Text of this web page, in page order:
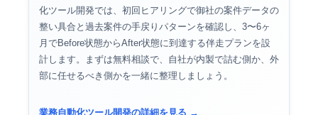
化ツール開発では、初回ヒアリングで御社の案件データの
整い具合と過去案件の手戻りパターンを確認し、3〜6ヶ
月でBefore状態からAfter状態に到達する伴走プランを設
計します。まずは無料相談で、自社が内製で詰む側か、外
部に任せるべき側かを一緒に整理しましょう。
業務自動化ツール開発の詳細を見る →